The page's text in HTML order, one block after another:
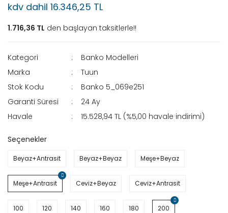
kdv dahil 16.346,25 TL
1.716,36 TL den başlayan taksitlerle!!
Kategori
Banko Modelleri
Marka
Tuun
Stok Kodu
Banko 5_069e251
Garanti Süresi
24 Ay
Havale
15.528,94 TL (%5,00 havale indirimi)
Seçenekler
Beyaz+Antrasit Beyaz+Beyaz Meşe+Beyaz
Meşe+Antrasit Ceviz+Beyaz Ceviz+Antrasit
100 120 140 160 180 200